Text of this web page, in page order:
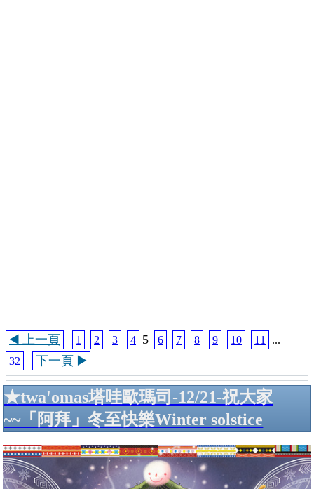
◀️ 上一頁 1 2 3 4 5 6 7 8 9 10 11
...
32
下一頁 ▶️
★twa'omas塔哇歐瑪司-12/21-祝大家
~~「阿拜」冬至快樂Winter solstice